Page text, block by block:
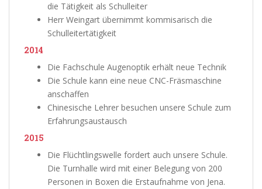
die Tätigkeit als Schulleiter
Herr Weingart übernimmt kommisarisch die
Schulleitertätigkeit
2014
Die Fachschule Augenoptik erhält neue Technik
Die Schule kann eine neue CNC-Fräsmaschine
anschaffen
Chinesische Lehrer besuchen unsere Schule zum
Erfahrungsaustausch
2015
Die Flüchtlingswelle fordert auch unsere Schule.
Die Turnhalle wird mit einer Belegung von 200
Personen in Boxen die Erstaufnahme von Jena.